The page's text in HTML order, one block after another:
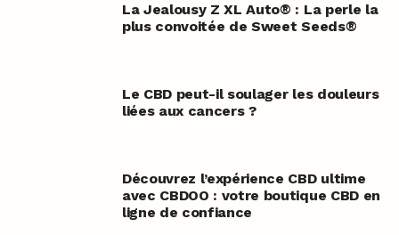
La Jealousy Z XL Auto® : La perle la
plus convoitée de Sweet Seeds®
Le CBD peut-il soulager les douleurs
liées aux cancers ?
Découvrez l’expérience CBD ultime
avec CBDOO : votre boutique CBD en
ligne de confiance